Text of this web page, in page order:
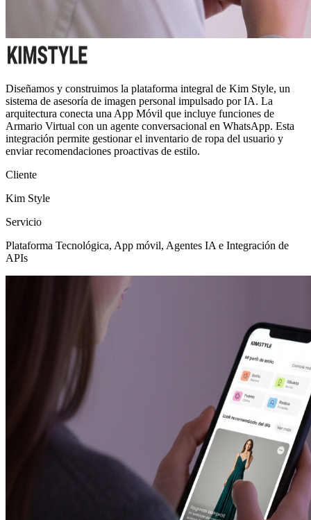
Diseñamos y construimos la plataforma integral de Kim Style, un
sistema de asesoría de imagen personal impulsado por IA. La
arquitectura conecta una App Móvil que incluye funciones de
Armario Virtual con un agente conversacional en WhatsApp. Esta
integración permite gestionar el inventario de ropa del usuario y
enviar recomendaciones proactivas de estilo.
Cliente
Kim Style
Servicio
Plataforma Tecnológica, App móvil, Agentes IA e Integración de
APIs